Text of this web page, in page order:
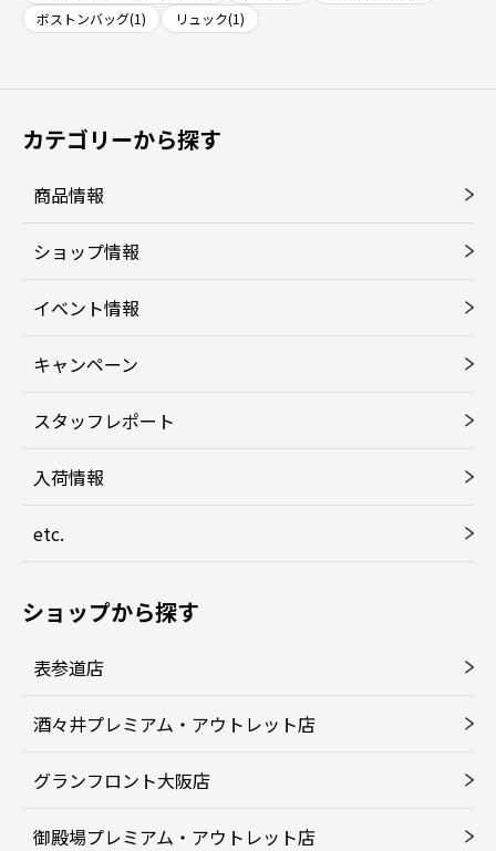
ボストンバッグ(1)
リュック(1)
カテゴリーから探す
商品情報
ショップ情報
イベント情報
キャンペーン
スタッフレポート
入荷情報
etc.
ショップから探す
表参道店
酒々井プレミアム・アウトレット店
グランフロント大阪店
御殿場プレミアム・アウトレット店